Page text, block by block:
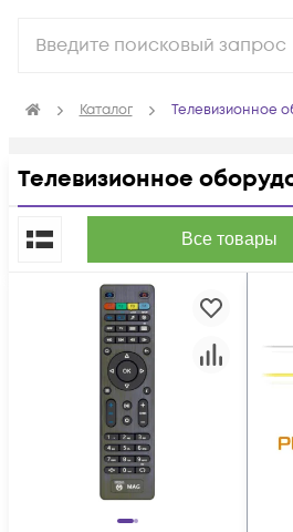
Каталог Телевизионное
Телевизионное
Все товары
По популярности